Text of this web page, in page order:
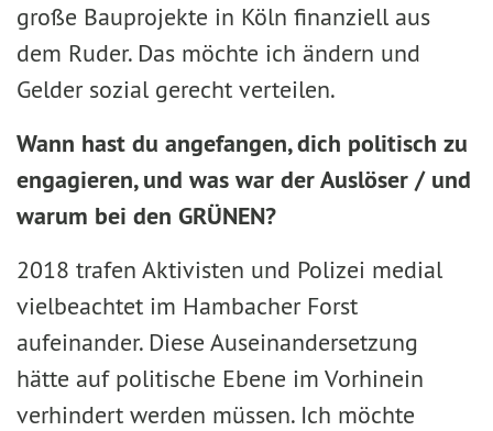
große Bauprojekte in Köln finanziell aus
dem Ruder. Das möchte ich ändern und
Gelder sozial gerecht verteilen.
Wann hast du angefangen, dich politisch zu
engagieren, und was war der Auslöser / und
warum bei den GRÜNEN?
2018 trafen Aktivisten und Polizei medial
vielbeachtet im Hambacher Forst
aufeinander. Diese Auseinandersetzung
hätte auf politische Ebene im Vorhinein
verhindert werden müssen. Ich möchte